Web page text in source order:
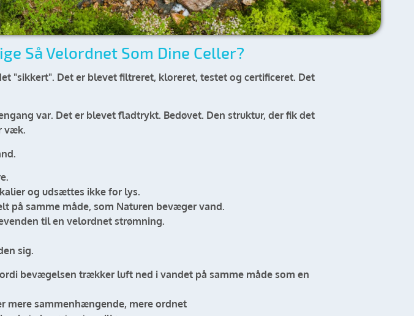
Så Velordnet Som Dine Celler?
"sikkert". Det er blevet filtreret, kloreret, testet og certificeret. Det
var. Det er blevet fladtrykt. Bedøvet. Den struktur, der fik det
væk.
og udsættes ikke for lys.
på samme måde, som Naturen bevæger vand.
til en velordnet strømning.
sig.
bevægelsen trækker luft ned i vandet på samme måde som en
mere sammenhængende, mere ordnet